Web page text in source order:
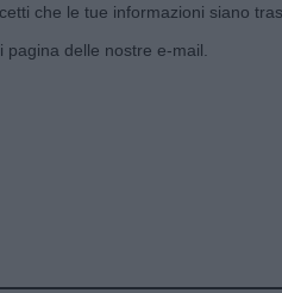
che le tue informazioni siano
delle nostre e-mail.